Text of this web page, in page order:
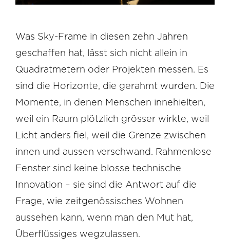
Was Sky-Frame in diesen zehn Jahren
geschaffen hat, lässt sich nicht allein in
Quadratmetern oder Projekten messen. Es
sind die Horizonte, die gerahmt wurden. Die
Momente, in denen Menschen innehielten,
weil ein Raum plötzlich grösser wirkte, weil
Licht anders fiel, weil die Grenze zwischen
innen und aussen verschwand. Rahmenlose
Fenster sind keine blosse technische
Innovation – sie sind die Antwort auf die
Frage, wie zeitgenössisches Wohnen
aussehen kann, wenn man den Mut hat,
Überflüssiges wegzulassen.